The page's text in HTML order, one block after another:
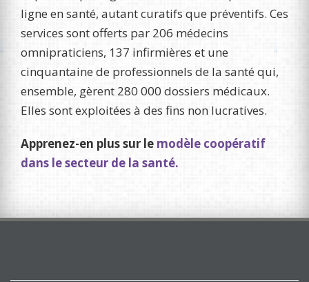
ligne en santé, autant curatifs que préventifs. Ces
services sont offerts par 206 médecins
omnipraticiens, 137 infirmières et une
cinquantaine de professionnels de la santé qui,
ensemble, gèrent 280 000 dossiers médicaux.
Elles sont exploitées à des fins non lucratives.
Apprenez-en plus sur le modèle coopératif
dans le secteur de la santé.